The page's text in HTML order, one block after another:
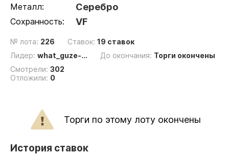
Металл: Серебро
Сохранность: VF
№ лота: 226 Ставок: 19 ставок
Лидер: what_guze-... До окончания: Торги окончены
Смотрели: 302
Отложили: 0
Торги по этому лоту окончены
История ставок